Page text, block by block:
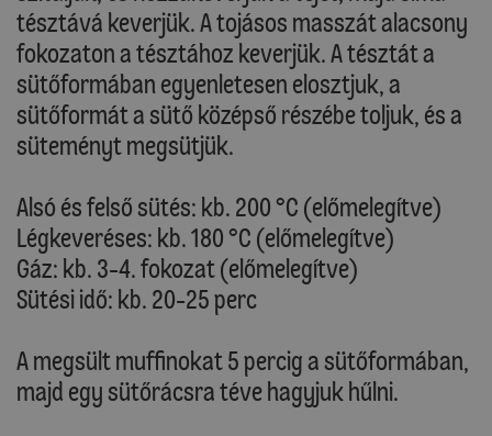
tésztává keverjük. A tojásos masszát alacsony
fokozaton a tésztához keverjük. A tésztát a
sütőformában egyenletesen elosztjuk, a
sütőformát a sütő középső részébe toljuk, és a
süteményt megsütjük.
Alsó és felső sütés: kb. 200 °C (előmelegítve)
Légkeveréses: kb. 180 °C (előmelegítve)
Gáz: kb. 3-4. fokozat (előmelegítve)
Sütési idő: kb. 20-25 perc
A megsült muffinokat 5 percig a sütőformában,
majd egy sütőrácsra téve hagyjuk hűlni.